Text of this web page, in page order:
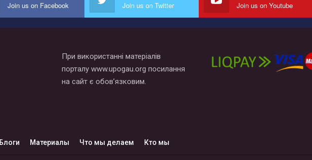
Join us on Facebook Join us on Twitter Join us on Youtube
При використанні матеріалів
порталу www.upogau.org посилання
на сайт є обов’язковим.
Блоги Материалы Что мы делаем Кто мы